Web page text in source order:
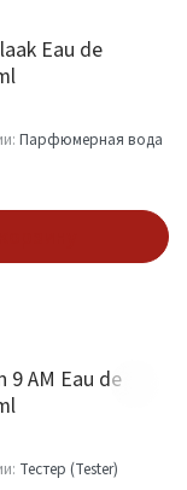
Eau de
Парфюмерная вода
9 AM Eau de
Тестер (Tester)